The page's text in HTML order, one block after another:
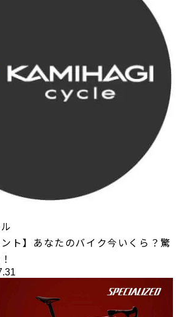
ント】あなたのバイク今いくら？驚